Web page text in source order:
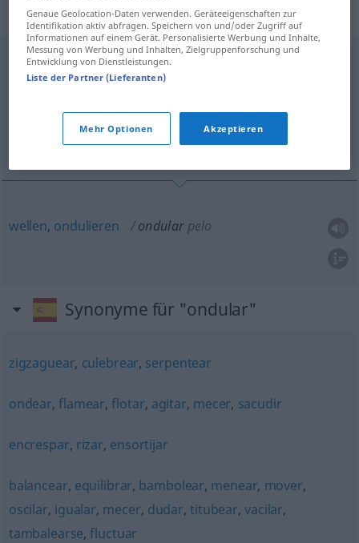
„ondular“: verbo transitivo
ondular [ɔnduˈlar]v/t
(Für mehr Details die Übersetzung anklicken/antippen)
wellen, ondulieren
wellen, ondulieren ondular pelo
Synonyme für "ondular"
zigzaguear, culebrear, serpentear
ondear,flamear,flotar, agitar, mecer, sacudir
encrespar, rizar, ensortijar
balancear, equilibrar, bambolear, menear, mover,
oscilar, igualar, mecer, dudar,titubear,vacilar,
tambalearse,fluctuar
Genaue Geolocation-Daten verwenden. Geräteeigenschaften zur
Identifikation aktiv abfragen. Speichern von und/oder Zugriff auf
Informationen auf einem Gerät. Personalisierte Werbung und Inhalte,
Messung von Werbung und Inhalten, Zielgruppenforschung und
Entwicklung von Dienstleistungen.
Liste der Partner (Lieferanten)
Mehr Optionen Akzeptieren